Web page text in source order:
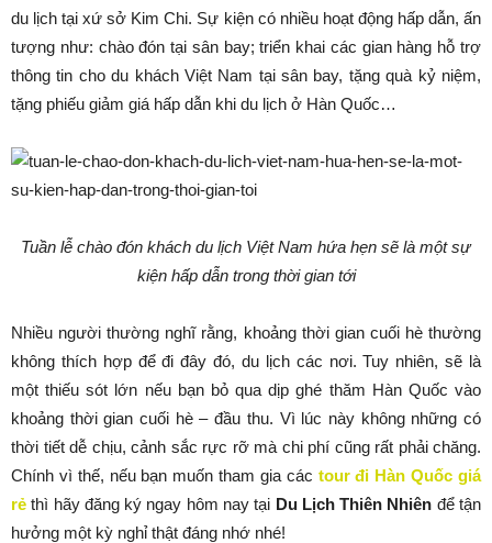
du lịch tại xứ sở Kim Chi. Sự kiện có nhiều hoạt động hấp dẫn, ấn
tượng như: chào đón tại sân bay; triển khai các gian hàng hỗ trợ
thông tin cho du khách Việt Nam tại sân bay, tặng quà kỷ niệm,
tặng phiếu giảm giá hấp dẫn khi du lịch ở Hàn Quốc…
Tuần lễ chào đón khách du lịch Việt Nam hứa hẹn sẽ là một sự
kiện hấp dẫn trong thời gian tới
Nhiều người thường nghĩ rằng, khoảng thời gian cuối hè thường
không thích hợp để đi đây đó, du lịch các nơi. Tuy nhiên, sẽ là
một thiếu sót lớn nếu bạn bỏ qua dịp ghé thăm Hàn Quốc vào
khoảng thời gian cuối hè – đầu thu. Vì lúc này không những có
thời tiết dễ chịu, cảnh sắc rực rỡ mà chi phí cũng rất phải chăng.
Chính vì thế, nếu bạn muốn tham gia các tour đi Hàn Quốc giá
rẻ thì hãy đăng ký ngay hôm nay tại Du Lịch Thiên Nhiên để tận
hưởng một kỳ nghỉ thật đáng nhớ nhé!